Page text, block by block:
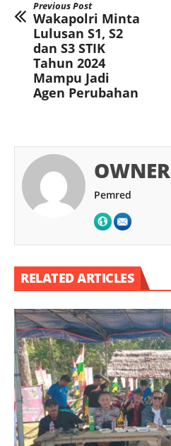
Previous Post
Wakapolri Minta
Lulusan S1, S2
dan S3 STIK
Tahun 2024
Mampu Jadi
Agen Perubahan
OWNER
Pemred
RELATED ARTICLES